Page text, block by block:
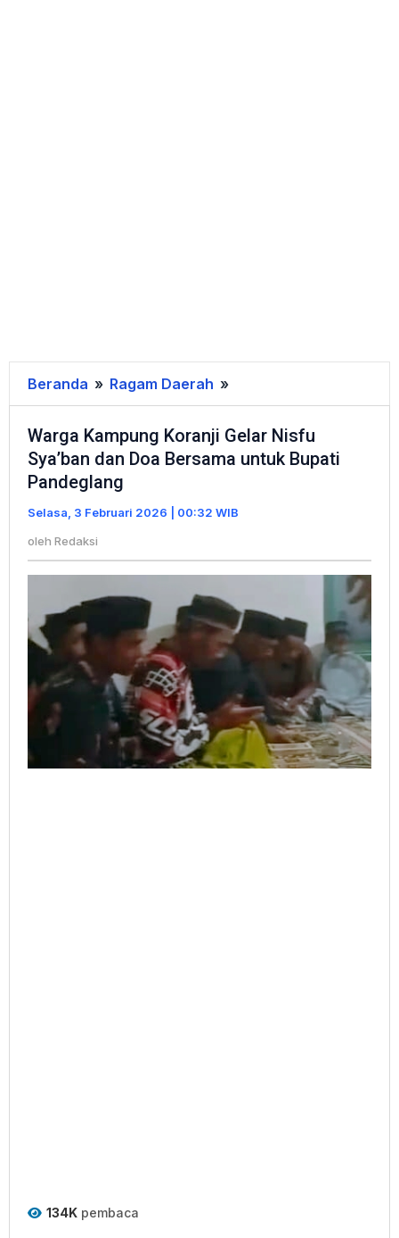
Beranda » Ragam Daerah »
Kampung
Koranji
Gelar
Sya’ban
Doa
untuk
Bupati
Pandeglang
Warga Kampung Koranji Gelar Nisfu
Sya’ban dan Doa Bersama untuk Bupati
Pandeglang
Selasa, 3 Februari 2026 | 00:32 WIB
oleh Redaksi
134K pembaca